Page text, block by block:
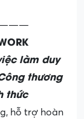
làm duy
thương
thức
hỗ trợ hoàn